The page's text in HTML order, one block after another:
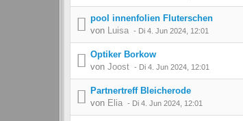
pool innenfolien Fluterschen
von Luisa - Di 4. Jun 2024, 12:01
Optiker Borkow
von Joost - Di 4. Jun 2024, 12:01
Partnertreff Bleicherode
von Elia - Di 4. Jun 2024, 12:01